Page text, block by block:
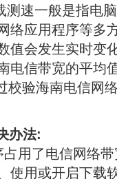
测速一般是指电
络应用程序等多
值会发生实时变
电信带宽的平均
校验海南电信网
办法:
用了电信网络
使用或开启下载